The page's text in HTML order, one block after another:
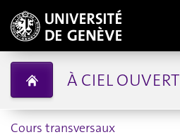
À CIEL OUVERT
Cours transversaux